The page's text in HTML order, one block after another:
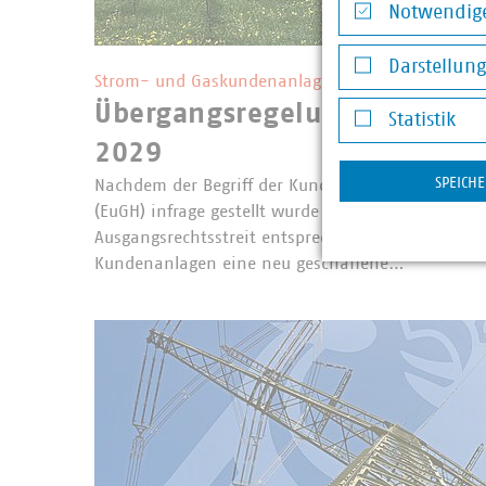
Strom- und Gaskundenanlagen
Übergangsregelung für
2029
Nachdem der Begriff der Kundenanlage durch
(EuGH) infrage gestellt wurde und der
Ausgangsrechtsstreit entsprechend entschieden
Kundenanlagen eine neu geschaffene…
Notwendige
Darstellung
Statistik
Statistik